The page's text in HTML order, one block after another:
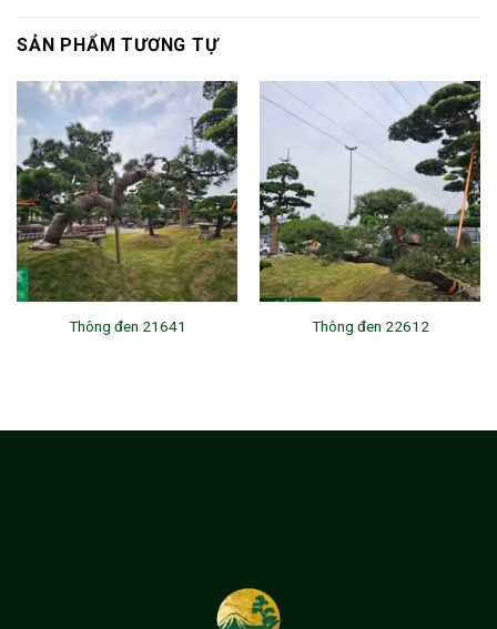
SẢN PHẨM TƯƠNG TỰ
Thông đen 21641 Thông đen 22612